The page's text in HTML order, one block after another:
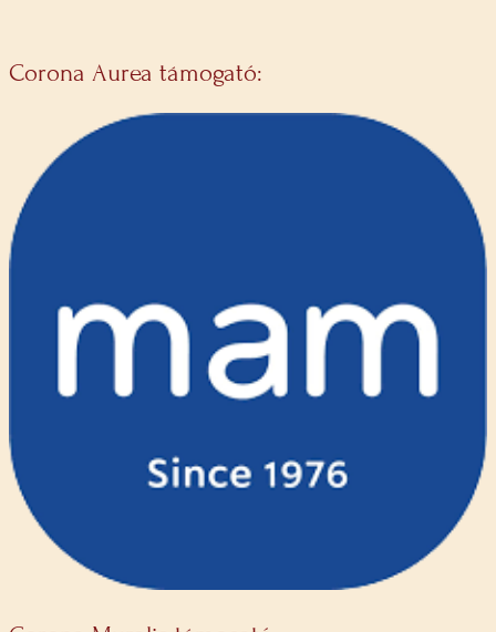
Corona Aurea támogató: